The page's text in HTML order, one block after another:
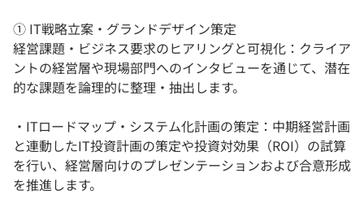
① IT戦略立案・グランドデザイン策定
経営課題・ビジネス要求のヒアリングと可視化：クライア
ントの経営層や現場部門へのインタビューを通じて、潜在
的な課題を論理的に整理・抽出します。
・ITロードマップ・システム化計画の策定：中期経営計画
と連動したIT投資計画の策定や投資対効果（ROI）の試算
を行い、経営層向けのプレゼンテーションおよび合意形成
を推進します。